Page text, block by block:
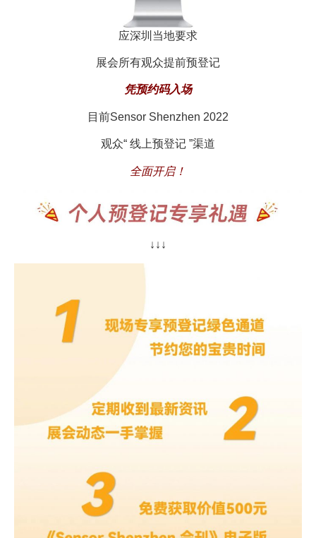
应深圳当地要求
展会所有观众提前预登记
凭预约码入场
目前Sensor Shenzhen 2022
观众“ 线上预登记 ”渠道
全面开启！
↓↓↓